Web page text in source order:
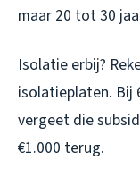
maar 20 tot 30
Isolatie erbij?
isolatieplaten. Bij
vergeet die
€1.000 terug.